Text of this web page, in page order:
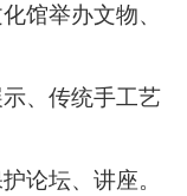
馆举办文物、
、传统手工艺
论坛、讲座。